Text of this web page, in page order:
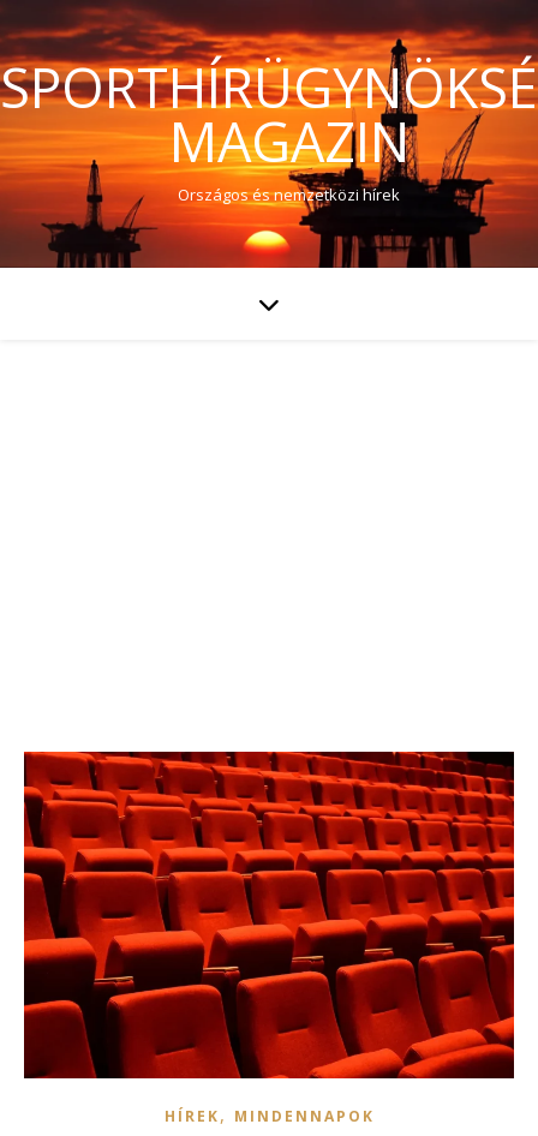
MAGAZIN
Országos és nemzetközi hírek
HÍREK, MINDENNAPOK